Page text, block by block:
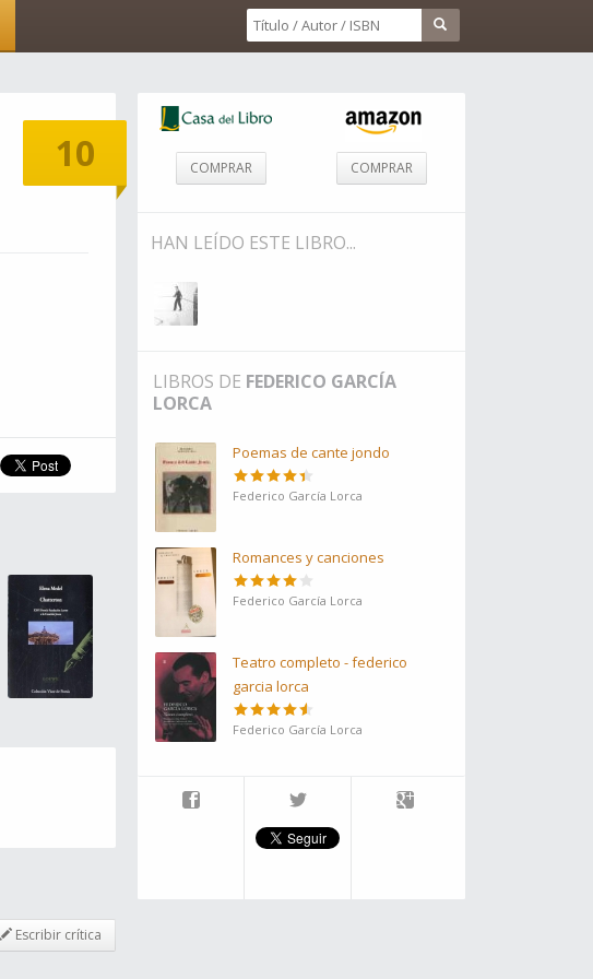
10
Escribir crítica
COMPRAR COMPRAR
HAN LEÍDO ESTE LIBRO...
LIBROS DE FEDERICO GARCÍA
LORCA
Poemas de cante jondo
Federico García Lorca
Romances y canciones
Federico García Lorca
Teatro completo - federico
garcia lorca
Federico García Lorca